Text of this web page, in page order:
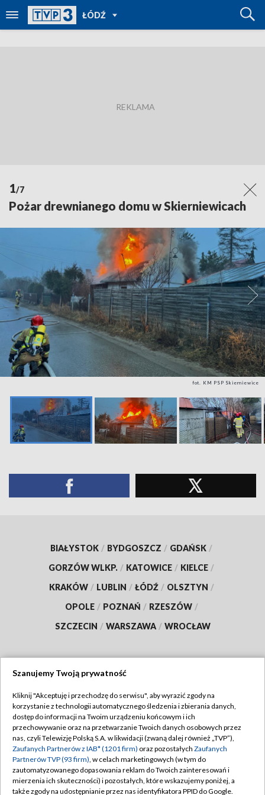
ŁÓDŹ
POWRÓT
DO
REGIONY
1/7
Pożar drewnianego domu w Skierniewicach
fot. KM PSP Skierniewice
BIAŁYSTOK / BYDGOSZCZ / GDAŃSK /
GORZÓW WLKP. / KATOWICE / KIELCE /
KRAKÓW / LUBLIN / ŁÓDŹ / OLSZTYN /
OPOLE / POZNAŃ / RZESZÓW /
SZCZECIN / WARSZAWA / WROCŁAW
TVP
Abonament TVP
Emisja w TVP
Centrum informacji TVP
Naziemna Telewizja Cyfrowa
Regulamin TVP
Polityka prywatności
Moje zgody
Pomoc
Szanujemy Twoją prywatność
Kliknij "Akceptuję i przechodzę do serwisu", aby wyrazić zgody na
korzystanie z technologii automatycznego śledzenia i zbierania danych,
dostęp do informacji na Twoim urządzeniu końcowym i ich
przechowywanie oraz na przetwarzanie Twoich danych osobowych przez
nas, czyli Telewizję Polską S.A. w likwidacji (zwaną dalej również „TVP”),
Zaufanych Partnerów z IAB* (1201 firm) oraz pozostałych Zaufanych
Partnerów TVP (93 firm), w celach marketingowych (w tym do
zautomatyzowanego dopasowania reklam do Twoich zainteresowań i
mierzenia ich skuteczności) i pozostałych, które wskazujemy poniżej, a
także zgody na udostępnianie przez nas identyfikatora PPID do Google.